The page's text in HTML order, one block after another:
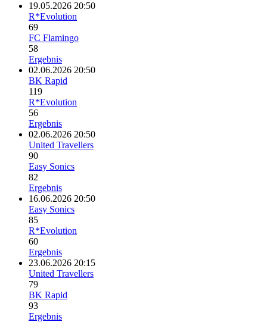
19.05.2026 20:50
R*Evolution
69
FC Flamingo
58
Ergebnis
02.06.2026 20:50
BK Rapid
119
R*Evolution
56
Ergebnis
02.06.2026 20:50
United Travellers
90
Easy Sonics
82
Ergebnis
16.06.2026 20:50
Easy Sonics
85
R*Evolution
60
Ergebnis
23.06.2026 20:15
United Travellers
79
BK Rapid
93
Ergebnis